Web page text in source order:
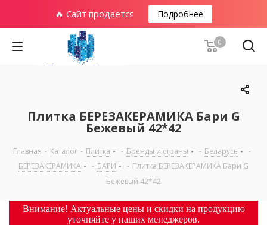
🔥 Сайт продается Подробнее
0
Плитка БЕРЕЗАКЕРАМИКА Бари G
Бежевый 42*42
Главная - Каталог - Плитка - Бренды и страны - Беларусь
-
БЕРЕЗАКЕРАМИКА
- БАРИ - Плитка БЕРЕЗАКЕРАМИКА Бари G
Бежевый 42*42
Внимание! Актуальные цены и скидки на продукцию
уточняйте у наших менеджеров.